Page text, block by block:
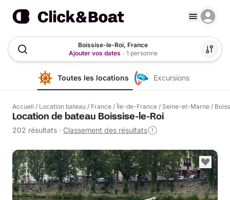
Boissise-le-Roi, France
Ajouter vos dates · 1 personne
Toutes les locations Excursions
Accueil / Location bateau / France / Île-de-France / Seine-et-Marne /
Location de bateau Boissise-le-Roi
202 résultats · Classement des résultats